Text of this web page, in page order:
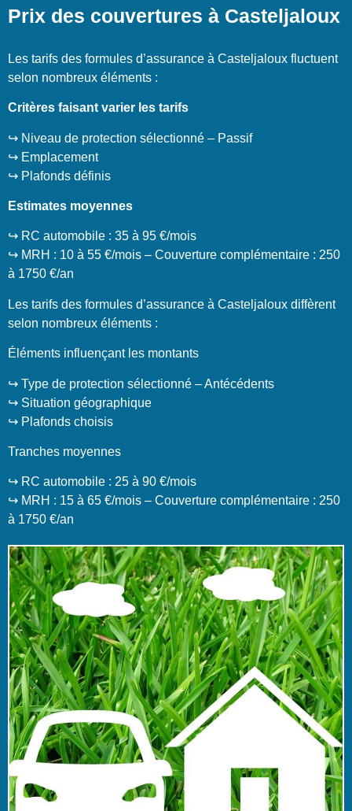
Prix des couvertures à Casteljaloux
Les tarifs des formules d’assurance à Casteljaloux fluctuent
selon nombreux éléments :
Critères faisant varier les tarifs
↪️ Niveau de protection sélectionné – Passif
↪️ Emplacement
↪️ Plafonds définis
Estimates moyennes
↪️ RC automobile : 35 à 95 €/mois
↪️ MRH : 10 à 55 €/mois – Couverture complémentaire : 250
à 1750 €/an
Les tarifs des formules d’assurance à Casteljaloux diffèrent
selon nombreux éléments :
Éléments influençant les montants
↪️ Type de protection sélectionné – Antécédents
↪️ Situation géographique
↪️ Plafonds choisis
Tranches moyennes
↪️ RC automobile : 25 à 90 €/mois
↪️ MRH : 15 à 65 €/mois – Couverture complémentaire : 250
à 1750 €/an